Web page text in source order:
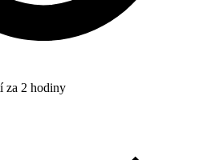
za 2 hodiny